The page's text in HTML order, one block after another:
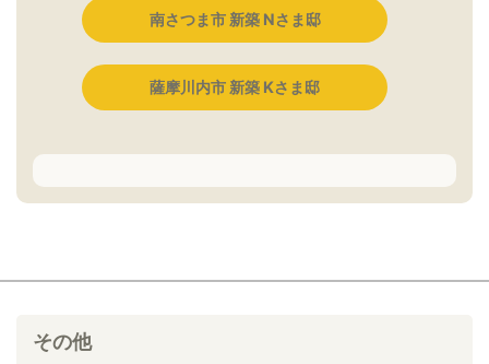
南さつま市 新築 Nさま邸
薩摩川内市 新築 Kさま邸
その他